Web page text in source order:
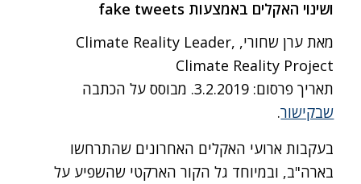
ושינוי האקלים באמצעות fake tweets
מאת ערן שחורי, Climate Reality Leader,
Climate Reality Project
תאריך פרסום: 3.2.2019. מבוסס על הכתבה
שבקישור.
בעקבות ארועי האקלים האחרונים שהתרחשו
בארה"ב, ובמיוחד גל הקור הארקטי שהשפיע על